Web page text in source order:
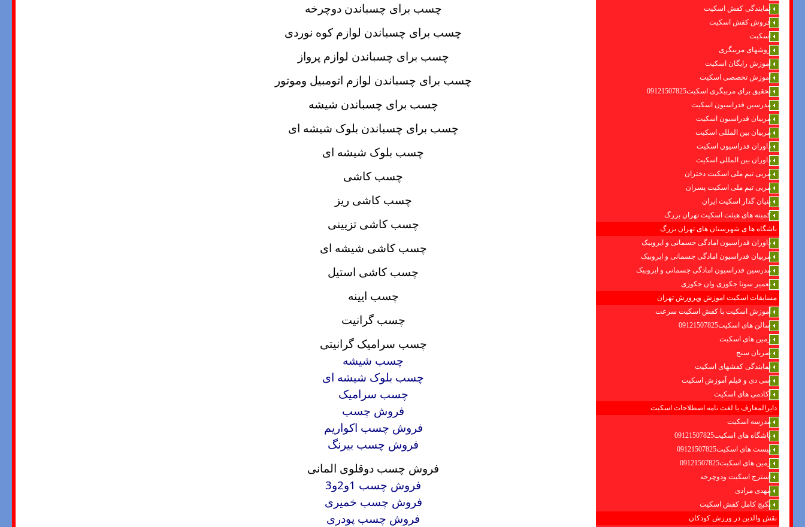
نمایندگی کفش اسکیت
فروش کفش اسکیت
اسکیت
روشهای مربیگری
اموزش رایگان اسکیت
آموزش تخصصی اسکیت
تحقیق برای مربیگری اسکیت09121507825
مدرسین فدراسیون اسکیت
مربیان فدراسیون اسکیت
مربیان بین المللی اسکیت
داوران فدراسیون اسکیت
داوران بین المللی اسکیت
مربی تیم ملی اسکیت دختران
مربی تیم ملی اسکیت پسران
بنیان گذار اسکیت ایران
کمیته های هیئت اسکیت تهران بزرگ
باشگاه ها ی شهرستان های تهران بزرگ
داوران فدراسیون امادگی جسمانی و ایروبیک
مربیان فدراسیون امادگی جسمانی و ایروبیک
مدرسین فدراسیون امادگی جسمانی و ایروبیک
تعمیر سونا جکوزی وان جکوزی
مسابقات اسکیت اموزش وپرورش تهران
آموزش اسکیت با کفش اسکیت سرعت
سالن های اسکیت09121507825
زمین های اسکیت
ضربان سنج
نمایندگی کفشهای اسکیت
سی دی و فیلم آموزش اسکیت
آکادمی های اسکیت
دایرالمعارف یا لغت نامه اصطلاحات اسکیت
مدرسه اسکیت
باشگاه های اسکیت09121507825
پیست های اسکیت09121507825
زمین های اسکیت09121507825
استرج اسکیت ودوچرخه
مهدی مرادی
پکیج کامل کفش اسکیت
نقش والدین در ورزش کودکان
چسب برای چسباندن دوچرخه
چسب برای چسباندن لوازم کوه نوردی
چسب برای چسباندن لوازم پرواز
چسب برای چسباندن لوازم اتومبیل وموتور
چسب برای چسباندن شیشه
چسب برای چسباندن بلوک شیشه ای
چسب بلوک شیشه ای
چسب کاشی
چسب کاشی ریز
چسب کاشی تزیینی
چسب کاشی شیشه ای
چسب کاشی استیل
چسب ایینه
چسب گرانیت
چسب سرامیک گرانیتی
چسب شیشه
چسب بلوک شیشه ای
چسب سرامیک
فروش چسب
فروش چسب اکواریم
فروش چسب بیرنگ
فروش چسب دوقلوی المانی
فروش چسب 1و2و3
فروش چسب خمیری
فروش چسب پودری